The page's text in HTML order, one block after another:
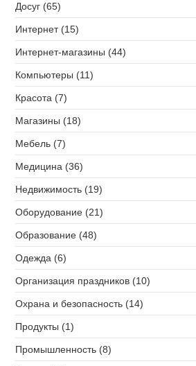
Досуг (65)
Интернет (15)
Интернет-магазины (44)
Компьютеры (11)
Красота (7)
Магазины (18)
Мебель (7)
Медицина (36)
Недвижимость (19)
Оборудование (21)
Образование (48)
Одежда (6)
Организация праздников (10)
Охрана и безопасность (14)
Продукты (1)
Промышленность (8)